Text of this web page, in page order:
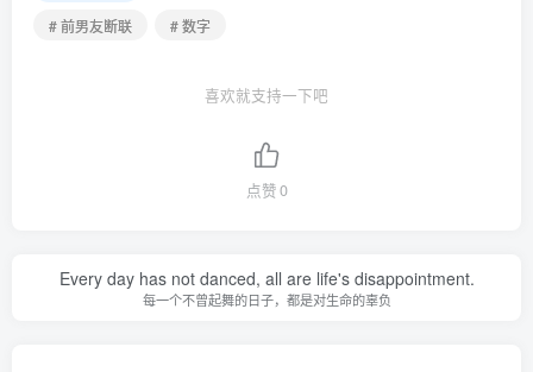
# 前男友断联
# 数字
喜欢就支持一下吧
点赞0
Every day has not danced, all are life's disappointment.
每一个不曾起舞的日子，都是对生命的辜负